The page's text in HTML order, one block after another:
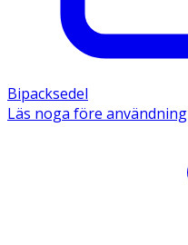
Bipacksedel
Läs noga före användning